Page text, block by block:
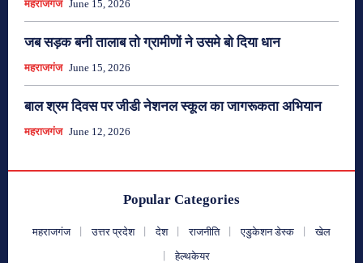
महराजगंज June 15, 2026
जब सड़क बनी तालाब तो ग्रामीणों ने उसमे बो दिया धान
महराजगंज June 15, 2026
बाल श्रम दिवस पर जीडी नेशनल स्कूल का जागरूकता अभियान
महराजगंज June 12, 2026
Popular Categories
महराजगंज उत्तर प्रदेश देश राजनीति एडुकेशन डेस्क
खेल
हेल्थकेयर